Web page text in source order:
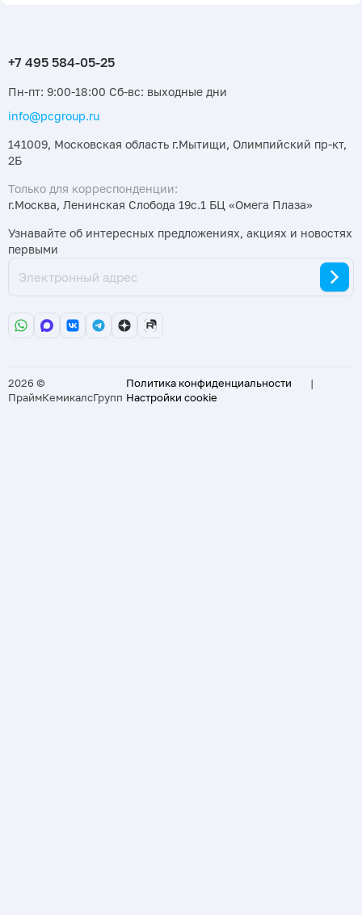
Пн-пт: 9:00-18:00 Сб-вс: выходные дни
info@pcgroup.ru
141009, Московская область г.Мытищи, Олимпийский пр-кт,
2Б
Только для корреспонденции:
г.Москва, Ленинская Слобода 19с.1 БЦ «Омега Плаза»
Узнавайте об интересных предложениях, акциях и новостях
первыми
2026 ©
ПраймКемикалсГрупп
Политика конфиденциальности
|
Настройки cookie